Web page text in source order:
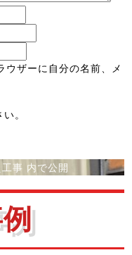
ウザーに自分の名前、メ
。
事 内で公開